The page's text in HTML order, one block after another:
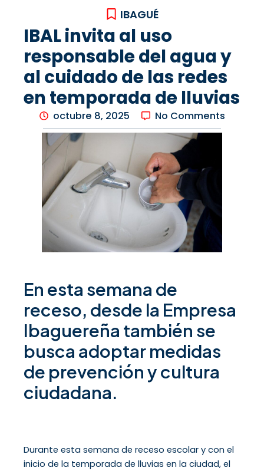
IBAGUÉ
IBAL invita al uso
responsable del agua y
al cuidado de las redes
en temporada de lluvias
octubre 8, 2025 No Comments
En esta semana de
receso, desde la Empresa
Ibaguereña también se
busca adoptar medidas
de prevención y cultura
ciudadana.
Durante esta semana de receso escolar y con el
inicio de la temporada de lluvias en la ciudad, el